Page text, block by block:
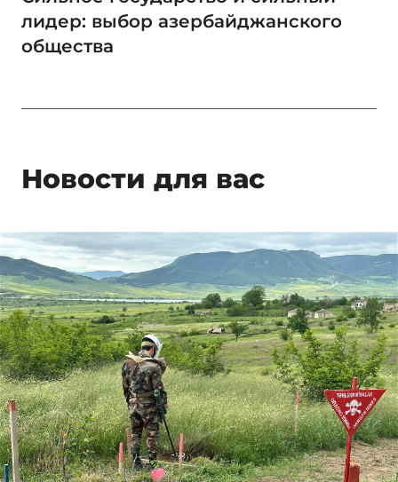
лидер: выбор азербайджанского
общества
Новости для вас